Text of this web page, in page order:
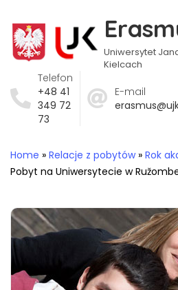
Uniwersytet
Kielcach
Telefon
+48 41
349 72
73
E-mail
Home » Relacje z pobytów» Rok
Pobyt na Uniwersytecie w